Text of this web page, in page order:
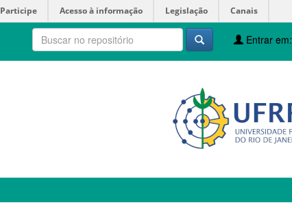
Participe Acesso à informação Legislação Canais
Entrar em: